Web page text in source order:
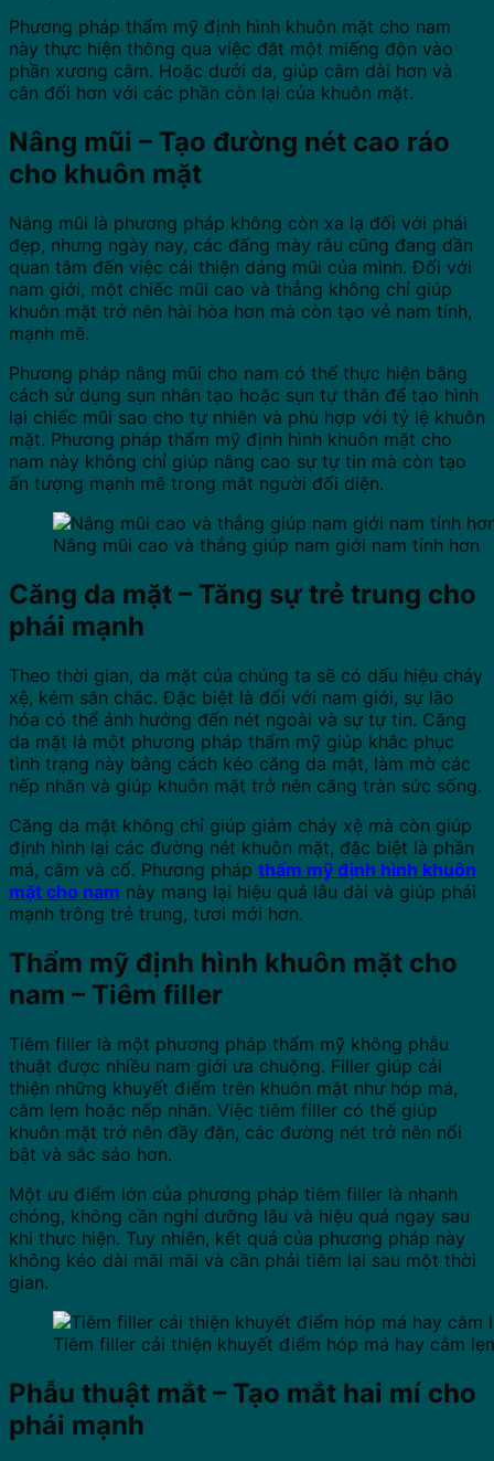
Phương pháp thẩm mỹ định hình khuôn mặt cho nam
này thực hiện thông qua việc đặt một miếng độn vào
phần xương cằm. Hoặc dưới da, giúp cằm dài hơn và
cân đối hơn với các phần còn lại của khuôn mặt.
Nâng mũi – Tạo đường nét cao ráo
cho khuôn mặt
Nâng mũi là phương pháp không còn xa lạ đối với phái
đẹp, nhưng ngày nay, các đấng mày râu cũng đang dần
quan tâm đến việc cải thiện dáng mũi của mình. Đối với
nam giới, một chiếc mũi cao và thẳng không chỉ giúp
khuôn mặt trở nên hài hòa hơn mà còn tạo vẻ nam tính,
mạnh mẽ.
Phương pháp nâng mũi cho nam có thể thực hiện bằng
cách sử dụng sụn nhân tạo hoặc sụn tự thân để tạo hình
lại chiếc mũi sao cho tự nhiên và phù hợp với tỷ lệ khuôn
mặt. Phương pháp thẩm mỹ định hình khuôn mặt cho
nam này không chỉ giúp nâng cao sự tự tin mà còn tạo
ấn tượng mạnh mẽ trong mắt người đối diện.
Nâng mũi cao và thẳng giúp nam giới nam tính hơn
Căng da mặt – Tăng sự trẻ trung cho
phái mạnh
Theo thời gian, da mặt của chúng ta sẽ có dấu hiệu chảy
xệ, kém săn chắc. Đặc biệt là đối với nam giới, sự lão
hóa có thể ảnh hưởng đến nét ngoài và sự tự tin. Căng
da mặt là một phương pháp thẩm mỹ giúp khắc phục
tình trạng này bằng cách kéo căng da mặt, làm mờ các
nếp nhăn và giúp khuôn mặt trở nên căng tràn sức sống.
Căng da mặt không chỉ giúp giảm chảy xệ mà còn giúp
định hình lại các đường nét khuôn mặt, đặc biệt là phần
má, cằm và cổ. Phương pháp thẩm mỹ định hình khuôn
mặt cho nam này mang lại hiệu quả lâu dài và giúp phái
mạnh trông trẻ trung, tươi mới hơn.
Thẩm mỹ định hình khuôn mặt cho
nam – Tiêm filler
Tiêm filler là một phương pháp thẩm mỹ không phẫu
thuật được nhiều nam giới ưa chuộng. Filler giúp cải
thiện những khuyết điểm trên khuôn mặt như hóp má,
cằm lẹm hoặc nếp nhăn. Việc tiêm filler có thể giúp
khuôn mặt trở nên đầy đặn, các đường nét trở nên nổi
bật và sắc sảo hơn.
Một ưu điểm lớn của phương pháp tiêm filler là nhanh
chóng, không cần nghỉ dưỡng lâu và hiệu quả ngay sau
khi thực hiện. Tuy nhiên, kết quả của phương pháp này
không kéo dài mãi mãi và cần phải tiêm lại sau một thời
gian.
Tiêm filler cải thiện khuyết điểm hóp má hay cằm
Phẫu thuật mắt – Tạo mắt hai mí cho
phái mạnh